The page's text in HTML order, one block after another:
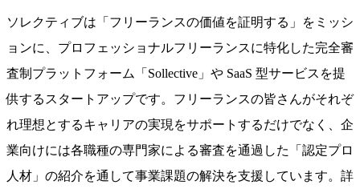
ソレクティブは「フリーランスの価値を証明する」をミッシ
ョンに、プロフェッショナルフリーランスに特化した完全審
査制プラットフォーム「Sollective」や SaaS 型サービスを提
供するスタートアップです。フリーランスの皆さんがそれぞ
れ理想とするキャリアの実現をサポートするだけでなく、企
業向けには各職種の専門家による審査を通過した「認定プロ
人材」の紹介を通して事業課題の解決を支援しています。詳